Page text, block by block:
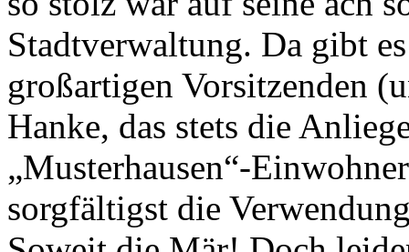
Stadtverwaltung. Da gibt
großartigen Vorsitzenden
Hanke, das stets die
„Musterhausen“-
sorgfältigst die